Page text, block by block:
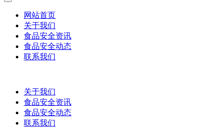
网站首页
关于我们
食品安全资讯
食品安全动态
联系我们
关于我们
食品安全资讯
食品安全动态
联系我们